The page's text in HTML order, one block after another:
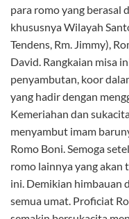
para romo yang berasal
khususnya Wilayah
Tendens, Rm. Jimmy),
David. Rangkaian misa
penyambutan, koor
yang hadir dengan
Kemeriahan dan
menyambut imam
Romo Boni. Semoga
romo lainnya yang akan
ini. Demikian himbauan
semua umat. Proficiat